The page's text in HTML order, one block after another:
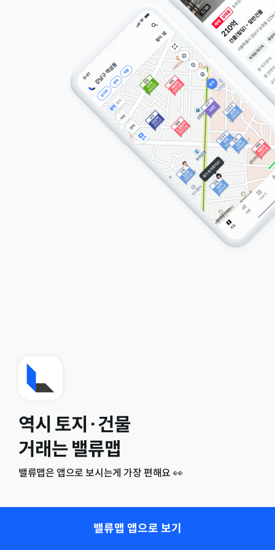
역시 토지·건물
거래는 밸류맵
밸류맵은 앱으로 보시는게 가장 편해요 👀
밸류맵 앱으로 보기